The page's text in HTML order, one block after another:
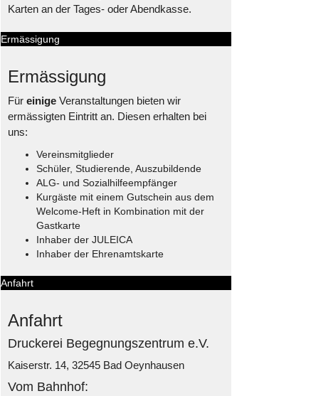
Karten an der Tages- oder Abendkasse.
Ermässigung
Ermässigung
Für einigeVeranstaltungen bieten wir
ermässigten Eintritt an. Diesen erhalten bei
uns:
Vereinsmitglieder
Schüler, Studierende, Auszubildende
ALG- und Sozialhilfeempfänger
Kurgäste mit einem Gutschein aus dem
Welcome-Heft in Kombination mit der
Gastkarte
Inhaber der JULEICA
Inhaber der Ehrenamtskarte
Anfahrt
Anfahrt
Druckerei Begegnungszentrum e.V.
Kaiserstr. 14, 32545 Bad Oeynhausen
Vom Bahnhof: